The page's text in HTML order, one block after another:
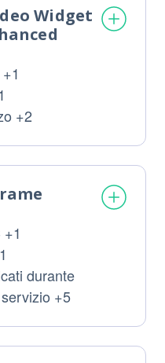
Widget
+2
durante
+5